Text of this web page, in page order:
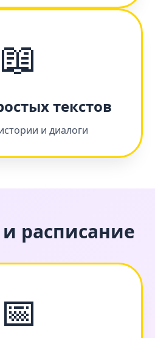
📖
текстов
и диалоги
расписание
📅